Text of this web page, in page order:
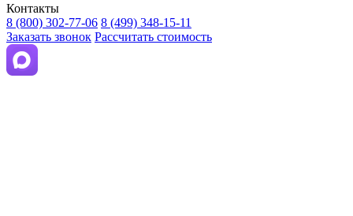
Контакты
8 (800) 302-77-06 8 (499) 348-15-11
Заказать звонок Рассчитать стоимость